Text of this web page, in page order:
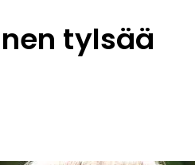
tylsää